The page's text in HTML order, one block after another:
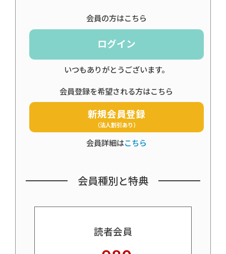
会員の方はこちら
ログイン
いつもありがとうございます。
会員登録を希望される方はこちら
新規会員登録
（法人割引あり）
会員詳細はこちら
会員種別と特典
読者会員